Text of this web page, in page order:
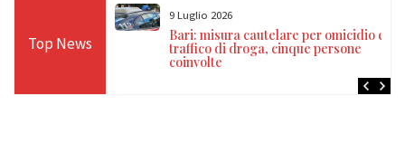
Top News
campi rom e
17 denunce e
9 Luglio 2026
Bari: misura cautelare per omicidio e
traffico di droga, cinque persone
coinvolte